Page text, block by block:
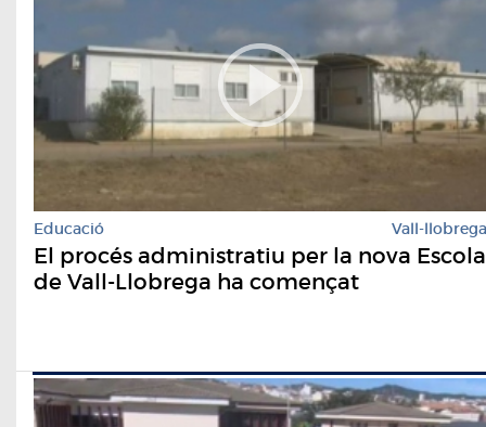
Educació Vall-llobrega
El procés administratiu per la nova Escola
de Vall-Llobrega ha començat